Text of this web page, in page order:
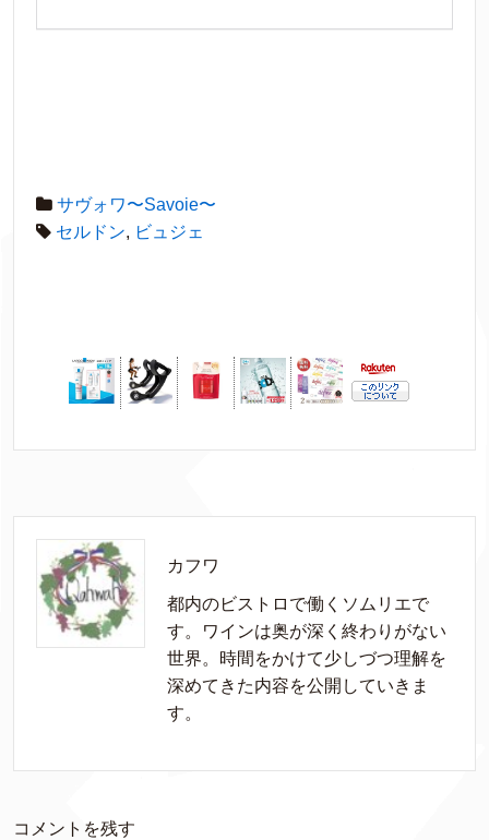
サヴォワ〜Savoie〜
セルドン, ビュジェ
カフワ
都内のビストロで働くソムリエで
す。ワインは奥が深く終わりがない
世界。時間をかけて少しづつ理解を
深めてきた内容を公開していきま
す。
コメントを残す